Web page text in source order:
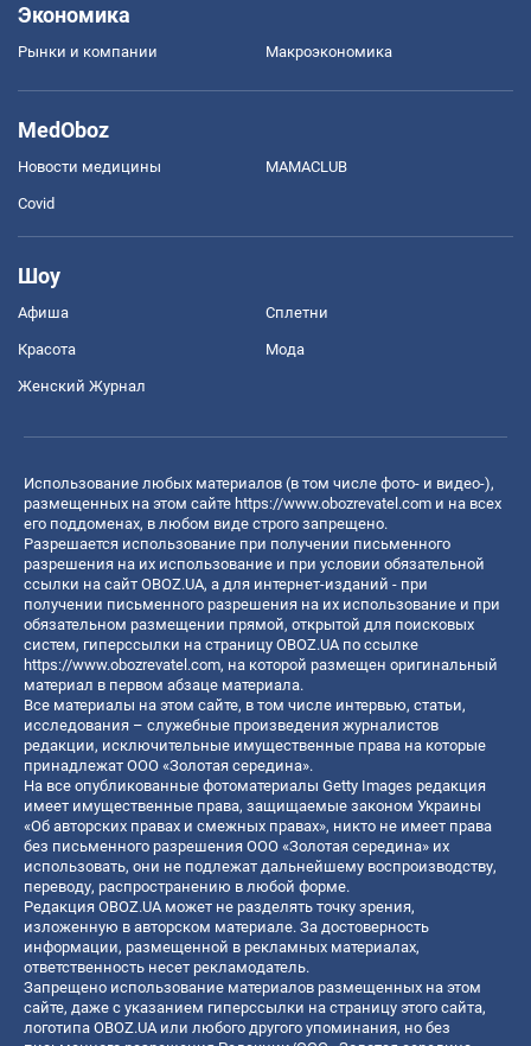
Экономика
Рынки и компании Mакроэкономика
MedOboz
Новости медицины MAMACLUB
Covid
Шоу
Афиша Сплетни
Красота Мода
Женский Журнал
Использование любых материалов (в том числе фото- и видео-),
размещенных на этом сайте https://www.obozrevatel.com и на всех
его поддоменах, в любом виде строго запрещено.
Разрешается использование при получении письменного
разрешения на их использование и при условии обязательной
ссылки на сайт OBOZ.UA, а для интернет-изданий - при
получении письменного разрешения на их использование и при
обязательном размещении прямой, открытой для поисковых
систем, гиперссылки на страницу OBOZ.UA по ссылке
https://www.obozrevatel.com, на которой размещен оригинальный
материал в первом абзаце материала.
Все материалы на этом сайте, в том числе интервью, статьи,
исследования – служебные произведения журналистов
редакции, исключительные имущественные права на которые
принадлежат ООО «Золотая середина».
На все опубликованные фотоматериалы Getty Images редакция
имеет имущественные права, защищаемые законом Украины
«Об авторских правах и смежных правах», никто не имеет права
без письменного разрешения ООО «Золотая середина» их
использовать, они не подлежат дальнейшему воспроизводству,
переводу, распространению в любой форме.
Редакция OBOZ.UA может не разделять точку зрения,
изложенную в авторском материале. За достоверность
информации, размещенной в рекламных материалах,
ответственность несет рекламодатель.
Запрещено использование материалов размещенных на этом
сайте, даже с указанием гиперссылки на страницу этого сайта,
логотипа OBOZ.UA или любого другого упоминания, но без